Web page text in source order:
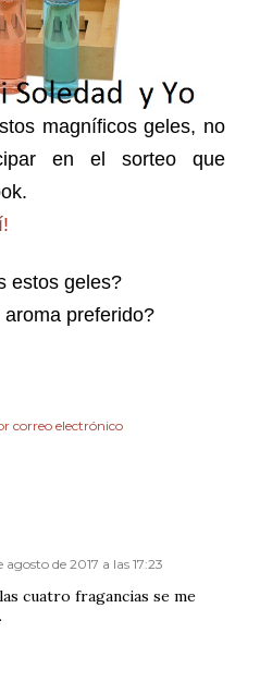
magníficos geles, no
en el sorteo que
estos geles?
preferido?
correo electrónico
agosto de 2017 a las 17:23
cuatro fragancias se me